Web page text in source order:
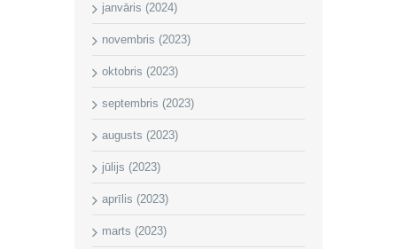
janvāris (2024)
novembris (2023)
oktobris (2023)
septembris (2023)
augusts (2023)
jūlijs (2023)
aprīlis (2023)
marts (2023)